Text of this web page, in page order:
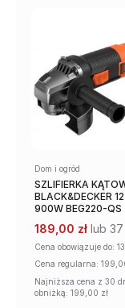
Dom i ogród
SZLIFIERKA
BLACK&DECKER
900W BEG220-QS
189,00 zł lub
Cena obowiązuje do:
Cena regularna:
Najniższa cena z 30
obniżką: 199,00 zł